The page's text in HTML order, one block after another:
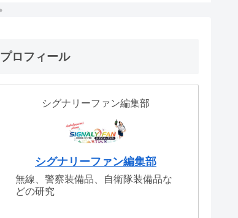
プロフィール
シグナリーファン編集部
シグナリーファン編集部
無線、警察装備品、自衛隊装備品な
どの研究